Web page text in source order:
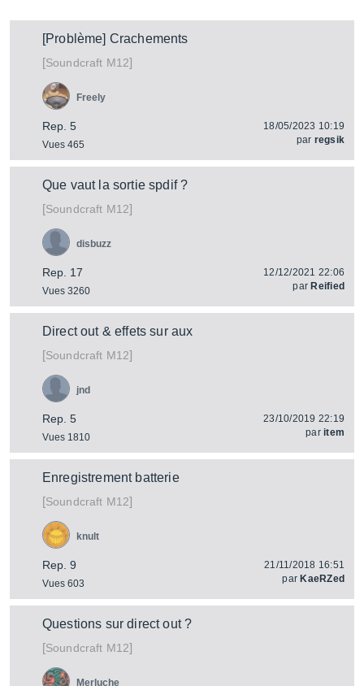
[Problème] Crachements
[Soundcraft M12]
Rep. 5
Vues 465
Freely
18/05/2023 10:19
par regsik
Que vaut la sortie spdif ?
[Soundcraft M12]
Rep. 17
Vues 3260
disbuzz
12/12/2021 22:06
par Reified
Direct out & effets sur aux
[Soundcraft M12]
Rep. 5
Vues 1810
jnd
23/10/2019 22:19
paritem
Enregistrement batterie
[Soundcraft M12]
Rep. 9
Vues 603
knult
21/11/2018 16:51
par KaeRZed
Questions sur direct out ?
[Soundcraft M12]
Merluche